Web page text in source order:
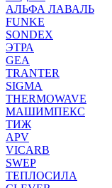
АЛЬФА ЛАВАЛЬ
FUNKE
SONDEX
ЭТРА
GEA
TRANTER
SIGMA
THERMOWAVE
МАШИМПЕКС
ТИЖ
APV
VICARB
SWEP
ТЕПЛОСИЛА